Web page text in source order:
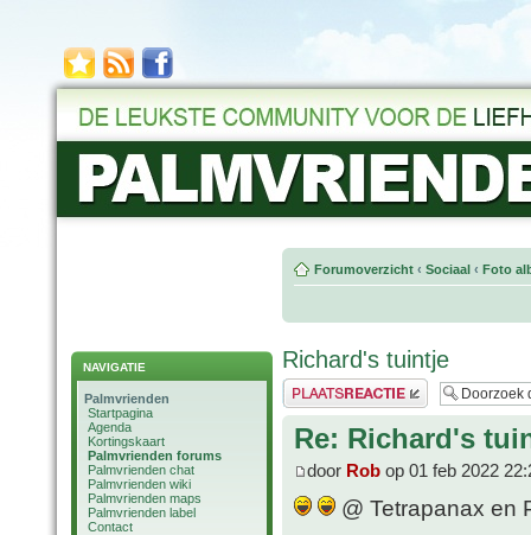
NAVIGATIE
Palmvrienden
Startpagina
Agenda
Kortingskaart
Palmvrienden forums
Palmvrienden chat
Palmvrienden wiki
Palmvrienden maps
Palmvrienden label
Contact
Forumoverzicht ‹ Sociaal ‹ Foto
Richard's tuintje
Plaats een reactie
Re: Richard's
door Rob op 01 feb 2022
@ Tetrapanax en